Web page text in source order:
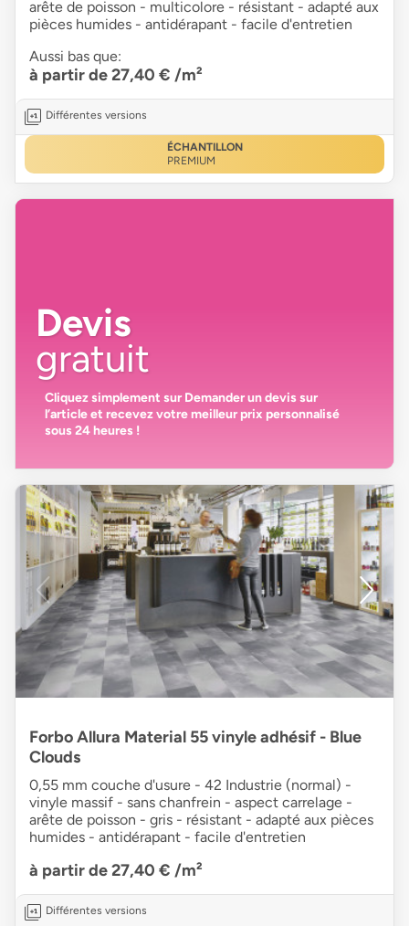
arête de poisson - multicolore - résistant - adapté aux
pièces humides - antidérapant - facile d'entretien
Aussi bas que:
à partir de 27,40 € /m²
Différentes versions
ÉCHANTILLON
PREMIUM
Devis
gratuit
Cliquez simplement sur Demander un devissur
l’article et recevez votremeilleur prix personnalisé
sous 24 heures !
Forbo Allura Material 55 vinyle adhésif - Blue
Clouds
0,55 mm couche d'usure - 42 Industrie (normal) -
vinyle massif - sans chanfrein - aspect carrelage -
arête de poisson - gris - résistant - adapté aux pièces
humides - antidérapant - facile d'entretien
à partir de 27,40 € /m²
Différentes versions